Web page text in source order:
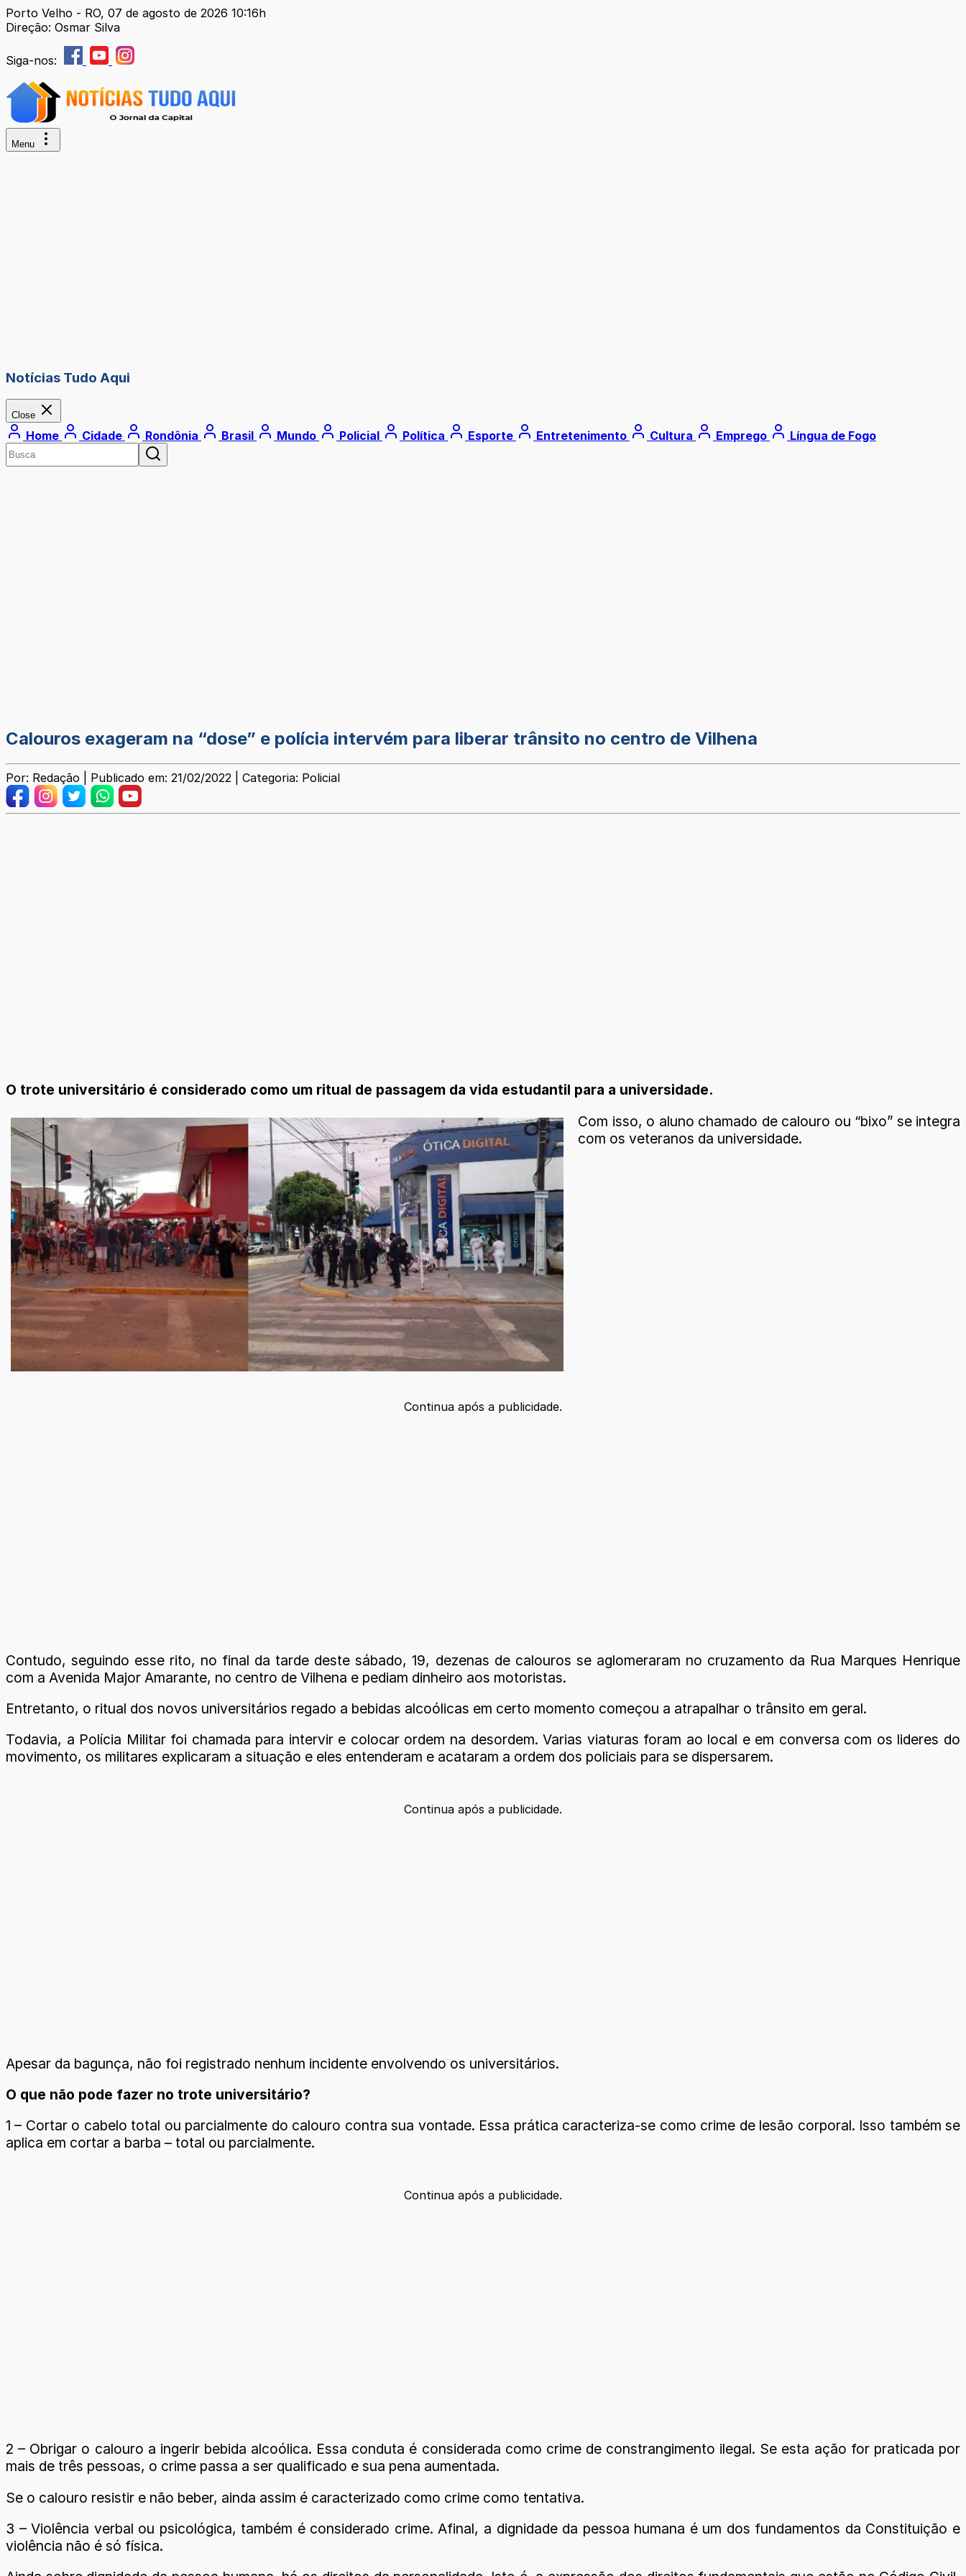
Porto Velho - RO, 07 de agosto de 2026 10:16h
Direção: Osmar Silva
Siga-nos:
Menu
Notícias Tudo Aqui
Close
Home Cidade Rondônia Brasil Mundo Policial Política Esporte Entretenimento Cultura Emprego Língua de Fogo
Calouros exageram na “dose” e polícia intervém para liberar trânsito no centro de Vilhena
Por: Redação | Publicado em: 21/02/2022 | Categoria: Policial
O trote universitário é considerado como um ritual de passagem da vida estudantil para a universidade.
Com isso, o aluno chamado de calouro ou “bixo” se integra
com os veteranos da universidade.
Continua após a publicidade.
Contudo, seguindo esse rito, no final da tarde deste sábado, 19, dezenas de calouros se aglomeraram no cruzamento da Rua Marques Henrique
com a Avenida Major Amarante, no centro de Vilhena e pediam dinheiro aos motoristas.
Entretanto, o ritual dos novos universitários regado a bebidas alcoólicas em certo momento começou a atrapalhar o trânsito em geral.
Todavia, a Polícia Militar foi chamada para intervir e colocar ordem na desordem. Varias viaturas foram ao local e em conversa com os lideres do
movimento, os militares explicaram a situação e eles entenderam e acataram a ordem dos policiais para se dispersarem.
Continua após a publicidade.
Apesar da bagunça, não foi registrado nenhum incidente envolvendo os universitários.
O que não pode fazer no trote universitário?
1 – Cortar o cabelo total ou parcialmente do calouro contra sua vontade. Essa prática caracteriza-se como crime de lesão corporal. Isso também se
aplica em cortar a barba – total ou parcialmente.
Continua após a publicidade.
2 – Obrigar o calouro a ingerir bebida alcoólica. Essa conduta é considerada como crime de constrangimento ilegal. Se esta ação for praticada por
mais de três pessoas, o crime passa a ser qualificado e sua pena aumentada.
Se o calouro resistir e não beber, ainda assim é caracterizado como crime como tentativa.
3 – Violência verbal ou psicológica, também é considerado crime. Afinal, a dignidade da pessoa humana é um dos fundamentos da Constituição e
violência não é só física.